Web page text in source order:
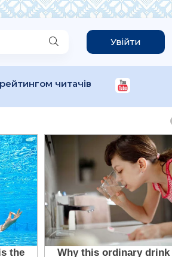
Увійти
читачів